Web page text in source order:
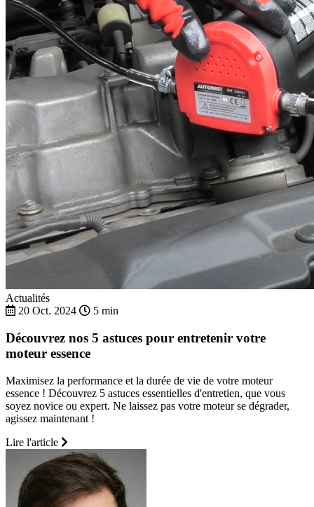
Actualités
20 Oct. 2024
5 min
Découvrez nos 5 astuces pour entretenir votre
moteur essence
Maximisez la performance et la durée de vie de votre moteur
essence ! Découvrez 5 astuces essentielles d'entretien, que vous
soyez novice ou expert. Ne laissez pas votre moteur se dégrader,
agissez maintenant !
Lire l'article